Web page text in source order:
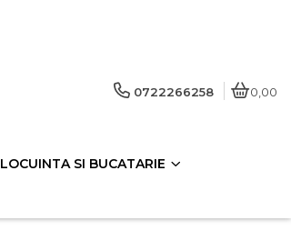
0722266258 0,00
SI BUCATARIE